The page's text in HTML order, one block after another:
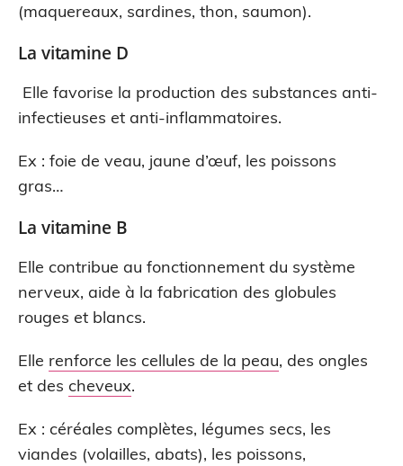
(maquereaux, sardines, thon, saumon).
La vitamine D
Elle favorise la production des substances anti-
infectieuses et anti-inflammatoires.
Ex : foie de veau, jaune d’œuf, les poissons
gras…
La vitamine B
Elle contribue au fonctionnement du système
nerveux, aide à la fabrication des globules
rouges et blancs.
Elle renforce les cellules de la peau, des ongles
et des cheveux.
Ex : céréales complètes, légumes secs, les
viandes (volailles, abats), les poissons,